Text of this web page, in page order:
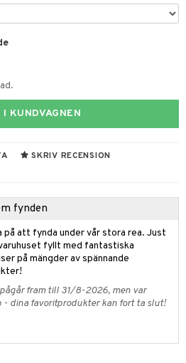
I KUNDVAGNEN
SKRIV RECENSION
fynden
på att fynda under vår stora rea. Just
fyllt med fantastiska
på mängder av spännande
fram till 31/8-2026, men var
- dina favoritprodukter kan fort ta slut!